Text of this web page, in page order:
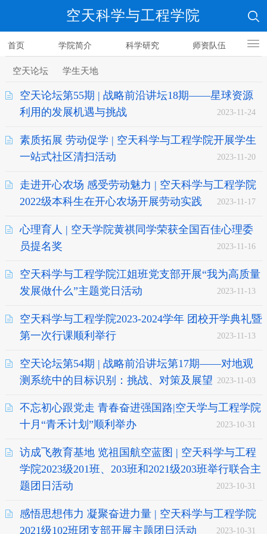
空天科学与工程学院
首页 学院简介 科学研究 师资队伍
人才培养
空天论坛 学生天地
空天论坛第55期 | 战略前沿讲坛18期——星球资源
利用的发展机遇与挑战
2023-11-24
素质拓展 劳动促学 | 空天科学与工程学院开展学生
一站式社区清扫活动
2023-11-20
走进开心农场 感受劳动魅力 | 空天科学与工程学院
2022级本科生在开心农场开展劳动实践
2023-11-17
心理育人 | 空天学院黄祺同学荣获全国百佳心理委
员提名奖
2023-11-16
空天科学与工程学院江姐班党支部开展“我为高质量
发展做什么”主题党日活动
2023-11-13
空天科学与工程学院2023-2024学年 团校开学典礼暨
第一次行课顺利举行
2023-11-13
空天论坛第54期 | 战略前沿讲坛第17期——对地观
测系统中的目标识别：挑战、对策及展望 2023-11-03
不忘初心跟党走 青春奋进强国路|空天学与工程学院
十月“青禾计划”顺利举办
2023-10-31
访成飞教育基地 览祖国航空蓝图 | 空天科学与工程
学院2023级201班、203班和2021级203班举行联合主
题团日活动
2023-10-31
感悟思想伟力 凝聚奋进力量 | 空天科学与工程学院
2021级102班团支部开展主题团日活动
2023-10-31